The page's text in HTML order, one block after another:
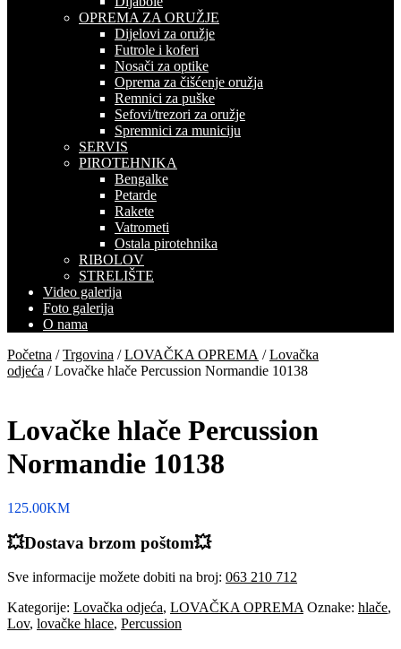
OPREMA ZA ORUŽJE
Dijelovi za oružje
Futrole i koferi
Nosači za optike
Oprema za čišćenje oružja
Remnici za puške
Sefovi/trezori za oružje
Spremnici za municiju
SERVIS
PIROTEHNIKA
Bengalke
Petarde
Rakete
Vatrometi
Ostala pirotehnika
RIBOLOV
STRELIŠTE
Video galerija
Foto galerija
O nama
Početna /Trgovina /LOVAČKA OPREMA /Lovačka
odjeća / Lovačke hlače Percussion Normandie 10138
Lovačke hlače Percussion
Normandie 10138
125.00KM
💥Dostava brzom poštom💥
Sve informacije možete dobiti na broj: 063 210 712
Kategorije: Lovačka odjeća, LOVAČKA OPREMA Oznake: hlače,
Lov, lovačke hlace, Percussion